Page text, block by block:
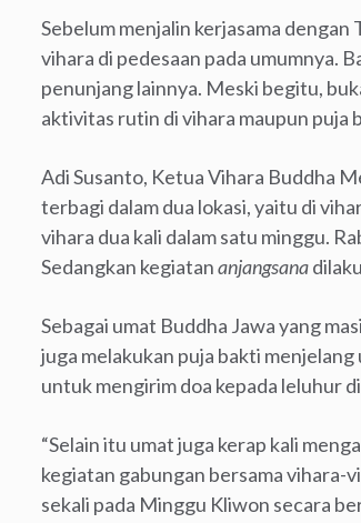
Sebelum menjalin kerjasama
vihara di pedesaan pada umumnya.
penunjang lainnya. Meski begitu,
aktivitas rutin di vihara maupun puja
Adi Susanto, Ketua Vihara Buddha
terbagi dalam dua lokasi, yaitu di
vihara dua kali dalam satu minggu.
Sedangkan kegiatananjangsana
Sebagai umat Buddha Jawa yang
juga melakukan puja bakti
untuk mengirim doa kepada leluhur
“Selain itu umat juga kerap kali
kegiatan gabungan bersama vihara-
sekali pada Minggu Kliwon secara